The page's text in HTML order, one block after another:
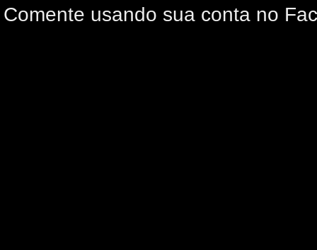
Comente usando sua conta no